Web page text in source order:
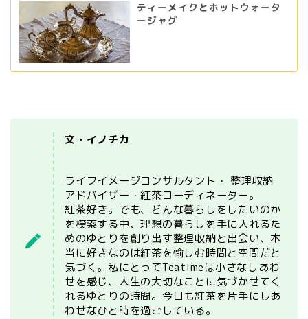
ティーメイクとホットウォータ
ージャグ
文・イノチカ
ライフイメージコンサルタント・ 整理収納
アドバイザー・紅茶コーディネーター。
紅茶好き。でも、どんな暮らしをしたいのか
を模索する中、理想の暮らしを手に入れるた
めのゆとりを創り出す整理収納と出会い、本
当に好きなのは紅茶を愉しむ時間と空間だと
気づく。私にとってTeatimeは小さなしあわ
せを感じ、人生の大切なことに気づかせてく
れるゆとりの時間。今日も紅茶を片手にしあ
わせなひと時を過ごしている。